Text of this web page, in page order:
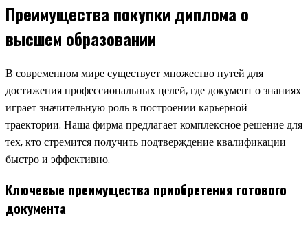
Преимущества покупки диплома о
высшем образовании
В современном мире существует множество путей для
достижения профессиональных целей, где документ о знаниях
играет значительную роль в построении карьерной
траектории. Наша фирма предлагает комплексное решение для
тех, кто стремится получить подтверждение квалификации
быстро и эффективно.
Ключевые преимущества приобретения готового
документа